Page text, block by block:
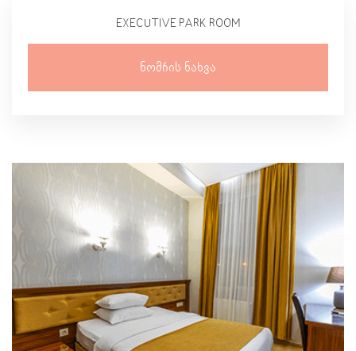
EXECUTIVE PARK ROOM
Ნომრის Ნახვა